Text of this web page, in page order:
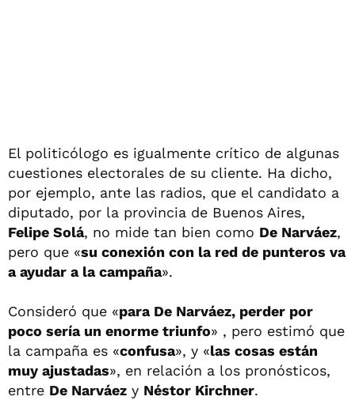
El politicólogo es igualmente crítico de algunas
cuestiones electorales de su cliente. Ha dicho,
por ejemplo, ante las radios, que el candidato a
diputado, por la provincia de Buenos Aires,
Felipe Solá, no mide tan bien como De Narváez,
pero que «su conexión con la red de punteros va
a ayudar a la campaña».
Consideró que «para De Narváez, perder por
poco sería un enorme triunfo» , pero estimó que
la campaña es «confusa», y «las cosas están
muy ajustadas», en relación a los pronósticos,
entre De Narváez y Néstor Kirchner.